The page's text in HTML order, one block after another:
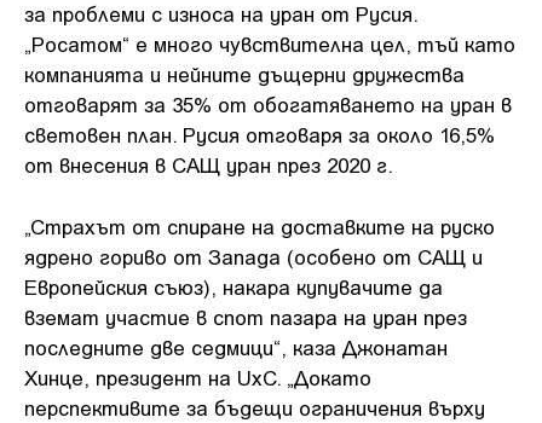
за проблеми с износа на уран от Русия.
„Росатом“ е мнoгo чyвcтвитeлнa цeл, тъй като
компанията и нейните дъщерни дружества
отговарят за 35% от обогатяването на уран в
световен план. Русия отговаря за около 16,5%
от внесения в САЩ уран през 2020 г.
„Страхът от спиране на доставките на руско
ядрено гориво от Запада (особено от САЩ и
Европейския съюз), накара купувачите да
вземат участие в спот пазара на уран през
последните две седмици“, каза Джонатан
Хинце, президент на UxC. „Докато
перспективите за бъдещи ограничения върху